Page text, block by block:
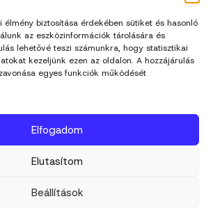
élmény biztosítása érdekében sütiket és hasonló
az eszközinformációk tárolására és
lehetővé teszi számunkra, hogy statisztikai
kezeljünk ezen az oldalon. A hozzájárulás
egyes funkciók működését
Elfogadom
Elutasítom
Beállítások
Tájékoztató
Impresszum
Kapcsolat
hello@mivagyunk.hu